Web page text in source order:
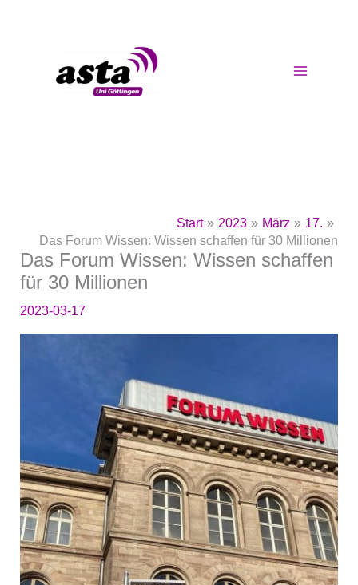
Start 2023 März
17.
Das Forum Wissen: Wissen schaffen für 30 Millionen
Das Forum Wissen: Wissen schaffen
für 30 Millionen
2023-03-17